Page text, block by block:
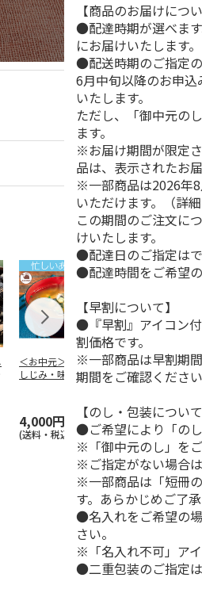
＜お中元＞宍道湖の
しじみ・味噌付き
個食詰合せ（西日本
4,000円
(送料・税込)
牡蠣の潮煮 ３個
ット（家庭用）
3,990円
(送料・税込)
【商品のお届けについ
●配達時期が選べま
にお届けいたします。
●配送時期のご指定
6月中旬以降のお申
いたします。
ただし、「御中元の
ます。
※お届け期間が限定
品は、表示されたお
※一部商品は2026年
いただけます。（詳
この期間のご注文に
けいたします。
●配達日のご指定はで
●配達時間をご希望
【早割について】
●『早割』アイコン
割価格です。
※一部商品は早割期
期間をご確認ください
【のし・包装について
●ご希望により「のし
※「御中元のし」を
※ご指定がない場合
※一部商品は「短冊
す。あらかじめご了承
●名入れをご希望の
さい。
※「名入れ不可」ア
●二重包装のご指定は